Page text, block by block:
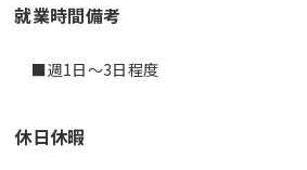
就業時間備考
休日休暇